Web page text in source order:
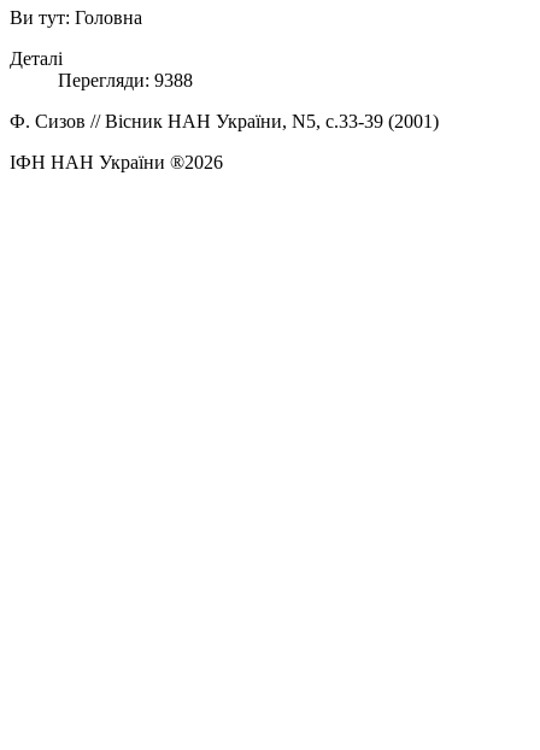
Ви тут: Головна
Деталі
Перегляди: 9388
Ф. Сизов // Вісник НАН України, N5, с.33-39 (2001)
ІФН НАН України ®2026